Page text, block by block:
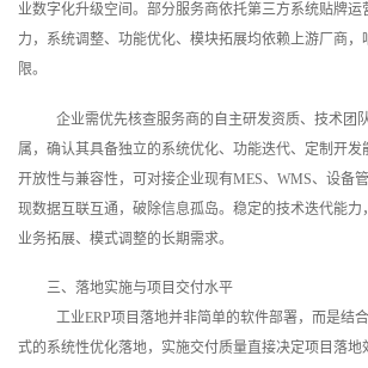
业数字化升级空间。部分服务商依托第三方系统贴牌运
力，系统调整、功能优化、模块拓展均依赖上游厂商，
限。
企业需优先核查服务商的自主研发资质、技术团
属，确认其具备独立的系统优化、功能迭代、定制开发
开放性与兼容性，可对接企业现有MES、WMS、设备
现数据互联互通，破除信息孤岛。稳定的技术迭代能力
业务拓展、模式调整的长期需求。
三、落地实施与项目交付水平
工业ERP项目落地并非简单的软件部署，而是结
式的系统性优化落地，实施交付质量直接决定项目落地